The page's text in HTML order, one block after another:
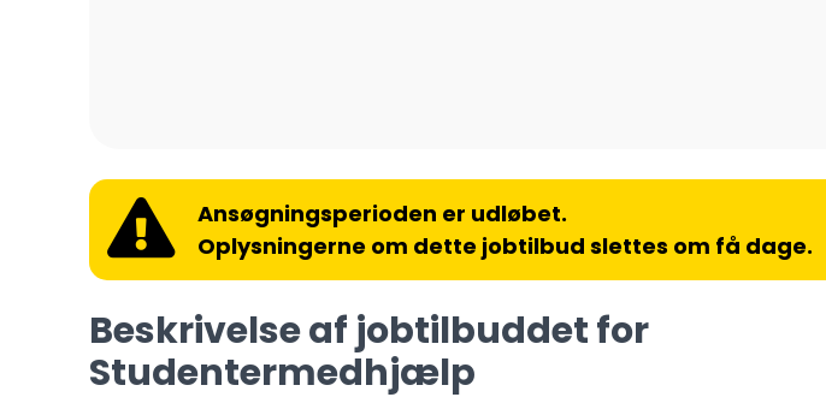
Ansøgningsperioden er udløbet.
Oplysningerne om dette jobtilbud slettes om få dage.
Beskrivelse af jobtilbuddet for
Studentermedhjælp